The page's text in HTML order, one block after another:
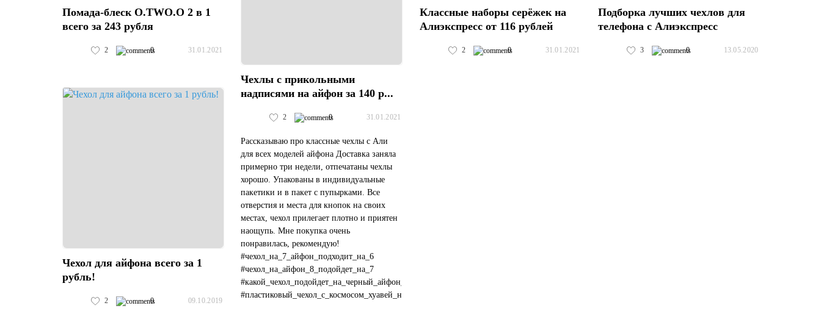
Помада-блеск O.TWO.O 2 в 1
всего за 243 рубля
2 0 31.01.2021
Чехлы с прикольными
надписями на айфон за 140 р...
2 0 31.01.2021
Рассказываю про классные чехлы с Али
для всех моделей айфона Доставка заняла
примерно три недели, отпечатаны чехлы
хорошо. Упакованы в индивидуальные
пакетики и в пакет с пупырками. Все
отверстия и места для кнопок на своих
местах, чехол прилегает плотно и приятен
наощупь. Мне покупка очень
понравилась, рекомендую!
#чехол_на_7_айфон_подходит_на_6
#чехол_на_айфон_8_подойдет_на_7
#какой_чехол_подойдет_на_черный_айфон_11
#пластиковый_чехол_с_космосом_хуавей_нова_3i
Классные наборы серёжек на
Алиэкспресс от 116 рублей
2 0 31.01.2021
Подборка лучших чехлов для
телефона с Алиэкспресс
3 0 13.05.2020
Чехол для айфона всего за 1
рубль!
2 0 09.10.2019